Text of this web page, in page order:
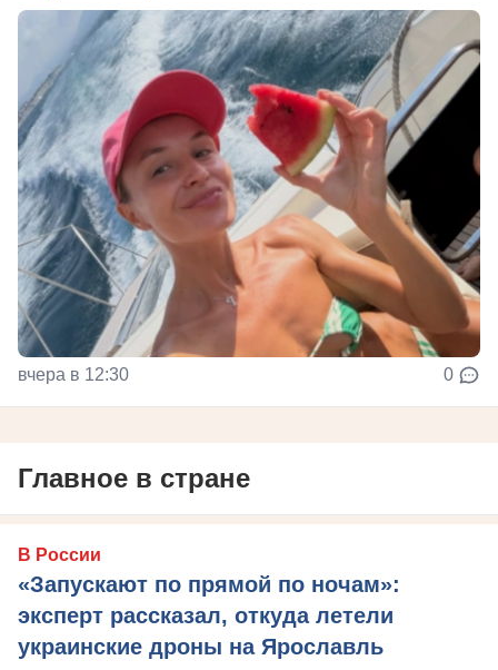
вчера в 12:30 0
Главное в стране
В России
«Запускают по прямой по ночам»:
эксперт рассказал, откуда летели
украинские дроны на Ярославль